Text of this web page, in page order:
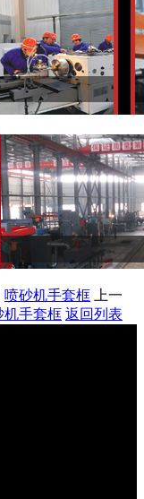
喷砂机手套框 上一
机手套框 返回列表